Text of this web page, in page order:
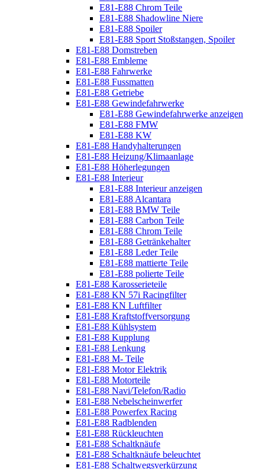
E81-E88 Chrom Teile
E81-E88 Shadowline Niere
E81-E88 Spoiler
E81-E88 Sport Stoßstangen, Spoiler
E81-E88 Domstreben
E81-E88 Embleme
E81-E88 Fahrwerke
E81-E88 Fussmatten
E81-E88 Getriebe
E81-E88 Gewindefahrwerke
E81-E88 Gewindefahrwerke anzeigen
E81-E88 FMW
E81-E88 KW
E81-E88 Handyhalterungen
E81-E88 Heizung/Klimaanlage
E81-E88 Höherlegungen
E81-E88 Interieur
E81-E88 Interieur anzeigen
E81-E88 Alcantara
E81-E88 BMW Teile
E81-E88 Carbon Teile
E81-E88 Chrom Teile
E81-E88 Getränkehalter
E81-E88 Leder Teile
E81-E88 mattierte Teile
E81-E88 polierte Teile
E81-E88 Karosserieteile
E81-E88 KN 57i Racingfilter
E81-E88 KN Luftfilter
E81-E88 Kraftstoffversorgung
E81-E88 Kühlsystem
E81-E88 Kupplung
E81-E88 Lenkung
E81-E88 M- Teile
E81-E88 Motor Elektrik
E81-E88 Motorteile
E81-E88 Navi/Telefon/Radio
E81-E88 Nebelscheinwerfer
E81-E88 Powerfex Racing
E81-E88 Radblenden
E81-E88 Rückleuchten
E81-E88 Schaltknäufe
E81-E88 Schaltknäufe beleuchtet
E81-E88 Schaltwegsverkürzung